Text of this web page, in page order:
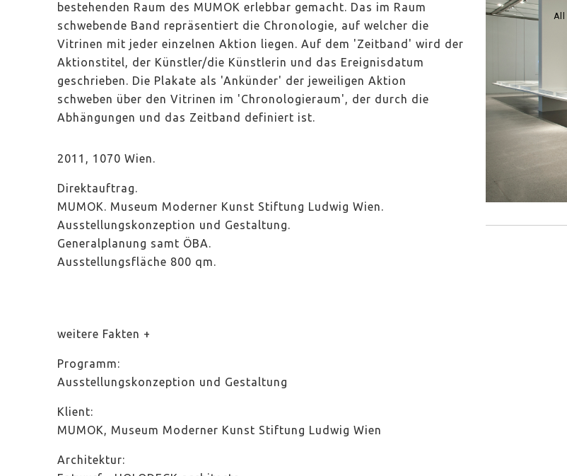
All
bestehenden Raum des MUMOK erlebbar gemacht. Das im Raum
schwebende Band repräsentiert die Chronologie, auf welcher die
Vitrinen mit jeder einzelnen Aktion liegen. Auf dem 'Zeitband' wird der
Aktionstitel, der Künstler/die Künstlerin und das Ereignisdatum
geschrieben. Die Plakate als 'Ankünder' der jeweiligen Aktion
schweben über den Vitrinen im 'Chronologieraum', der durch die
Abhängungen und das Zeitband definiert ist.
2011, 1070 Wien.
Direktauftrag.
MUMOK. Museum Moderner Kunst Stiftung Ludwig Wien.
Ausstellungskonzeption und Gestaltung.
Generalplanung samt ÖBA.
Ausstellungsfläche 800 qm.
weitere Fakten
Programm:
Ausstellungskonzeption und Gestaltung
Klient:
MUMOK, Museum Moderner Kunst Stiftung Ludwig Wien
Architektur: